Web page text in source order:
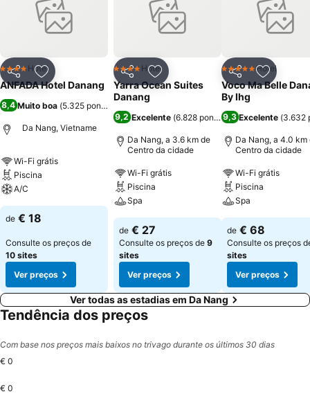
PartilharAdicionar aos favoritos
4 EstrelasHotel
ANFADA Hotel Danang
8,4Muito boa (5.325 pontuações
Da Nang, Vietname
Wi-Fi grátis
Piscina
A/C
de € 18
Consulte os preços de
10 sites
Ver preços
PartilharAdicionar aos favoritos
4 EstrelasHotel
Yarra Ocean Suites
Danang
9,2 Excelente (6.828 pontuações)
Da Nang, a 3.6 km de
Centro da cidade
Wi-Fi grátis
Piscina
Spa
de € 27
Consulte os preços de 9
sites
Ver preços
Partilhar
5 EstrelasHotel
Voco Ma Belle
By Ihg
9,3Excelente (3.632
Da Nang, a 4.0 km
Centro da cidade
Wi-Fi grátis
Piscina
Spa
de € 68
Consulte os preços
sites
Ver preços
Ver todas as estadias em Da Nang
Tendência dos preços
Com base nos preços mais baixos no trivago durante os últimos 30 dias
€ 0
€ 0